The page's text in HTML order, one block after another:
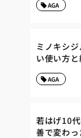
AGA
ミノキシ
い使い方
AGA
若はげ10
善で変わ